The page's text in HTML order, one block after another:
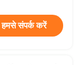
हमसे संपर्क करें